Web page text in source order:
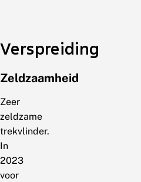
Verspreiding
Zeldzaamheid
Zeer
zeldzame
trekvlinder.
In
2023
voor